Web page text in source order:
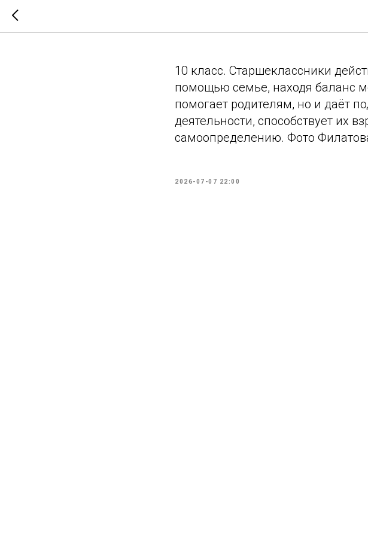
10 класс. Старшеклассники
помощью семье, находя баланс
помогает родителям, но и даёт
деятельности, способствует их
самоопределению. Фото
2026-07-07 22:00